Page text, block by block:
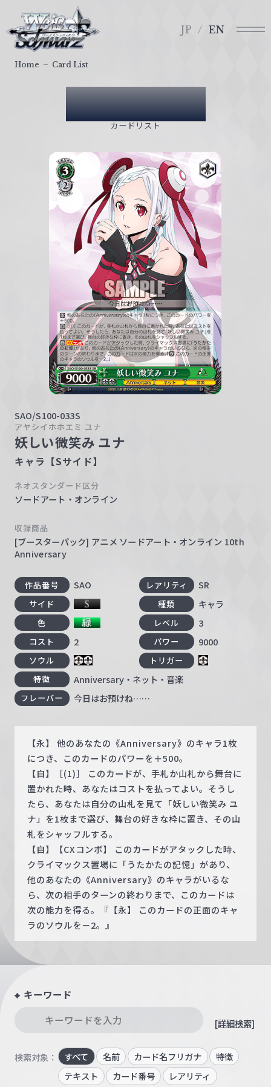
ァ
イ
JP EN
Card List
カードリスト
Home Card List
SAO/S100-033S
アヤシイホホエミ ユナ
妖しい微笑み ユナ
キャラ【Sサイド】
ネオスタンダード区分
ソードアート・オンライン
収録商品
[ブースターパック] アニメ ソードアート・オンライン 10th
Anniversary
作品番号 SAO レアリティ SR
サイド 種類 キャラ
色 レベル 3
コスト 2 パワー 9000
ソウル
トリガー
特徴
Anniversary・ネット・音楽
フレーバー 今日はお預けね……
【永】 他のあなたの《Anniversary》のキャラ1枚
につき、このカードのパワーを＋500。
【自】［(1)］ このカードが、手札か山札から舞台に
置かれた時、あなたはコストを払ってよい。そうし
たら、あなたは自分の山札を見て「妖しい微笑み ユ
ナ」を1枚まで選び、舞台の好きな枠に置き、その山
札をシャッフルする。
【自】【CXコンボ】 このカードがアタックした時、
クライマックス置場に「うたかたの記憶」があり、
他のあなたの《Anniversary》のキャラがいるな
ら、次の相手のターンの終わりまで、このカードは
次の能力を得る。『【永】 このカードの正面のキャ
ラのソウルを－2。』
キーワード
[詳細検索]
検索対象： すべて 名前 カード名フリガナ
特徴
テキスト
カード番号 レアリティ